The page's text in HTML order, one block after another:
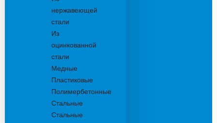
нержавеющей
стали
Из
оцинкованной
стали
Медные
Пластиковые
Полимербетонные
Стальные
Стальные